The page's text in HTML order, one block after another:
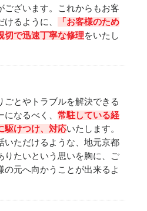
ございます。これからもお客
るように、
「お客様のため
切で迅速丁寧な修理をいたし
ごとやトラブルを解決できる
なるべく、 常駐している経
駆けつけ、対応いたします。
いただけるような、地元京都
りたいという思いを胸に、ご
元へ向かうことが出来るよ